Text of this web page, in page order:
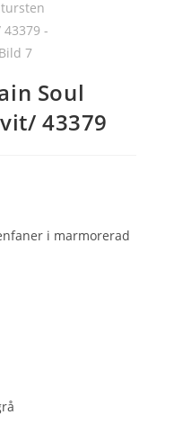
Soul
43379
i marmorerad